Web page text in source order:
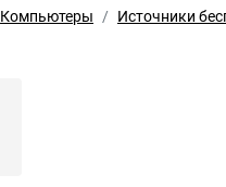
Компьютеры Источники